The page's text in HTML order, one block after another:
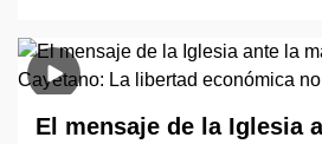
El mensaje de la Iglesia